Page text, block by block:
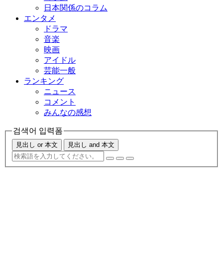
日本関係のコラム
エンタメ
ドラマ
音楽
映画
アイドル
芸能一般
ランキング
ニュース
コメント
みんなの感想
검색어 입력폼
見出し or 本文 見出し and 本文